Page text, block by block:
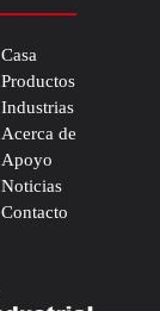
Casa
Productos
Industrias
Acerca de
Apoyo
Noticias
Contacto